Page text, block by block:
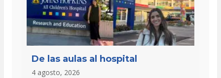
De las aulas al hospital
4 agosto, 2026